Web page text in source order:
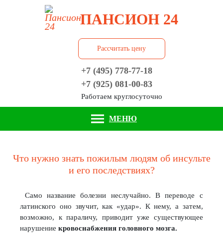
ПАНСИОН 24
Рассчитать цену
+7 (495) 778-77-18
+7 (925) 081-00-83
Работаем круглосуточно
МЕНЮ
Что нужно знать пожилым людям об инсульте
и его последствиях?
Само название болезни неслучайно. В переводе с
латинского оно звучит, как «удар». К нему, а затем,
возможно, к параличу, приводит уже существующее
нарушениекровоснабжения головного мозга.